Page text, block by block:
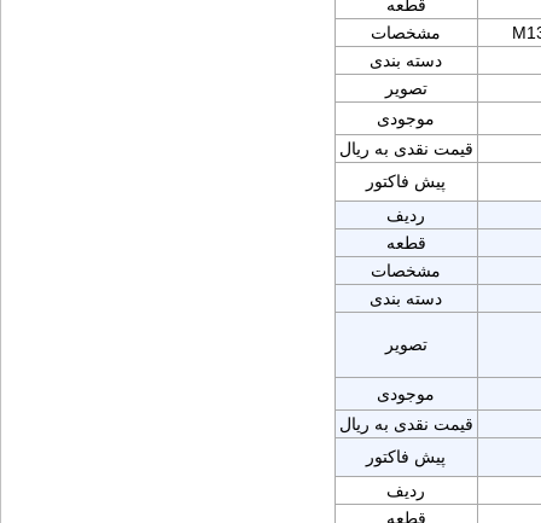
قطعه
مشخصات
دسته بندی
تصویر
موجودی
قیمت نقدی به ریال
پیش فاکتور
ردیف
قطعه
مشخصات
دسته بندی
تصویر
موجودی
قیمت نقدی به ریال
پیش فاکتور
ردیف
قطعه